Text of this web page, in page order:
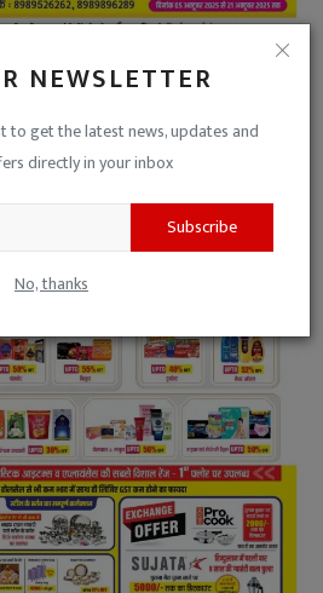
NEWSLETTER
to get the latest news, updates and
directly in your inbox
Subscribe
No, thanks